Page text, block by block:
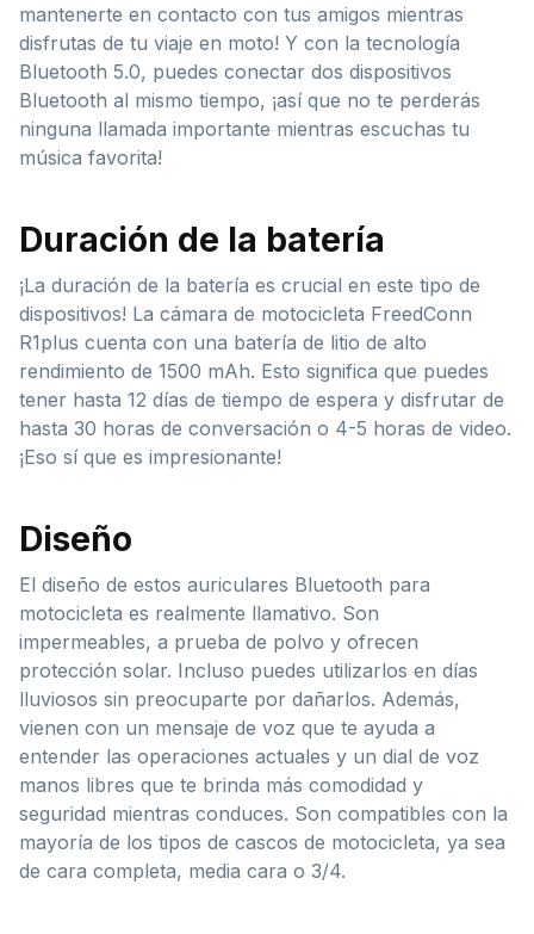
mantenerte en contacto con tus amigos mientras
disfrutas de tu viaje en moto! Y con la tecnología
Bluetooth 5.0, puedes conectar dos dispositivos
Bluetooth al mismo tiempo, ¡así que no te perderás
ninguna llamada importante mientras escuchas tu
música favorita!
Duración de la batería
¡La duración de la batería es crucial en este tipo de
dispositivos! La cámara de motocicleta FreedConn
R1plus cuenta con una batería de litio de alto
rendimiento de 1500 mAh. Esto significa que puedes
tener hasta 12 días de tiempo de espera y disfrutar de
hasta 30 horas de conversación o 4-5 horas de video.
¡Eso sí que es impresionante!
Diseño
El diseño de estos auriculares Bluetooth para
motocicleta es realmente llamativo. Son
impermeables, a prueba de polvo y ofrecen
protección solar. Incluso puedes utilizarlos en días
lluviosos sin preocuparte por dañarlos. Además,
vienen con un mensaje de voz que te ayuda a
entender las operaciones actuales y un dial de voz
manos libres que te brinda más comodidad y
seguridad mientras conduces. Son compatibles con la
mayoría de los tipos de cascos de motocicleta, ya sea
de cara completa, media cara o 3/4.